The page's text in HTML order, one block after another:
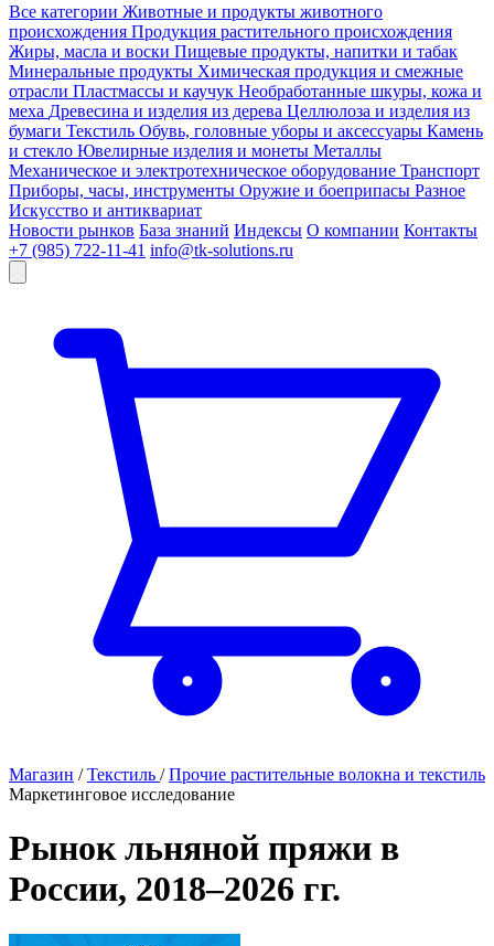
Все категории Животные и продукты животного
происхождения Продукция растительного происхождения
Жиры, масла и воски Пищевые продукты, напитки и табак
Минеральные продукты Химическая продукция и смежные
отрасли Пластмассы и каучук Необработанные шкуры, кожа и
меха Древесина и изделия из дерева Целлюлоза и изделия из
бумаги Текстиль Обувь, головные уборы и аксессуары Камень
и стекло Ювелирные изделия и монеты Металлы
Механическое и электротехническое оборудование Транспорт
Приборы, часы, инструменты Оружие и боеприпасы Разное
Искусство и антиквариат
Новости рынков База знаний Индексы О компании Контакты
+7 (985) 722-11-41 info@tk-solutions.ru
Магазин / Текстиль / Прочие растительные волокна и текстиль
Маркетинговое исследование
Рынок льняной пряжи в
России, 2018–2026 гг.